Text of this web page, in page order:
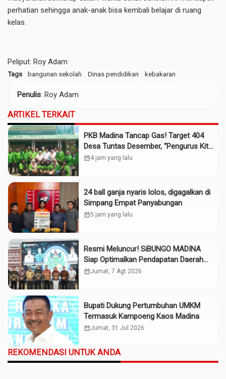
perhatian sehingga anak-anak bisa kembali belajar di ruang
kelas.
Peliput: Roy Adam
Tags bangunan sekolah Dinas pendidikan kebakaran
Penulis: Roy Adam
ARTIKEL TERKAIT
PKB Madina Tancap Gas! Target 404
Desa Tuntas Desember, “Pengurus Kita
Adalah Tokoh”
calendar_month4 jam yang lalu
24 ball ganja nyaris lolos, digagalkan di
Simpang Empat Panyabungan
calendar_month5 jam yang lalu
Resmi Meluncur! SiBUNGO MADINA
Siap Optimalkan Pendapatan Daerah
Madina
calendar_monthJumat, 7 Agt 2026
Bupati Dukung Pertumbuhan UMKM
Termasuk Kampoeng Kaos Madina
calendar_monthJumat, 31 Jul 2026
REKOMENDASI UNTUK ANDA